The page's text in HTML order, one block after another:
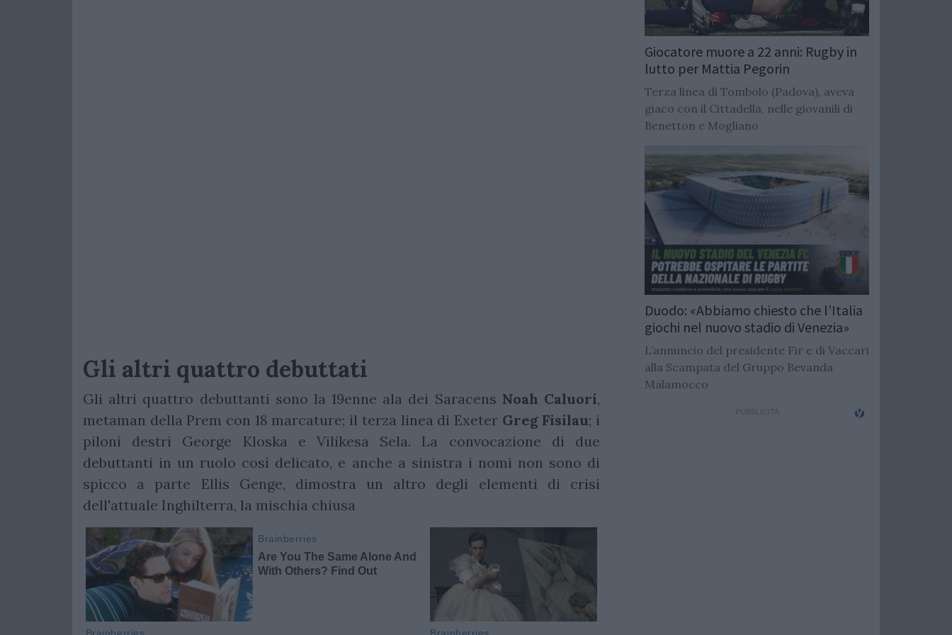
Gli altri quattro debuttati
Gli altri quattro debuttanti sono la 19enne ala dei Saracens Noah Caluori,
metaman della Prem con 18 marcature; il terza linea di Exeter Greg Fisilau; i
piloni destri George Kloska e Vilikesa Sela. La convocazione di due
debuttanti in un ruolo così delicato, e anche a sinistra i nomi non sono di
spicco a parte Ellis Genge, dimostra un altro degli elementi di crisi
dell'attuale Inghilterra, la mischia chiusa
Giocatore muore a 22 anni: Rugby in
lutto per Mattia Pegorin
Terza linea di Tombolo (Padova), aveva
giaco con il Cittadella, nelle giovanili di
Benetton e Mogliano
Duodo: «Abbiamo chiesto che l’Italia
giochi nel nuovo stadio di Venezia»
L’annuncio del presidente Fir e di Vaccari
alla Scampata del Gruppo Bevanda
Malamocco